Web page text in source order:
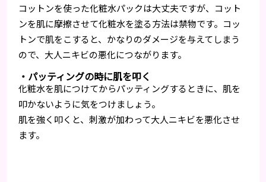
コットンを使った化粧水パックは大丈夫ですが、コット
ンを肌に摩擦させて化粧水を塗る方法は禁物です。コッ
トンで肌をこすると、かなりのダメージを与えてしまう
ので、大人ニキビの悪化につながります。
・パッティングの時に肌を叩く
化粧水を肌につけてからパッティングするときに、肌を
叩かないように気をつけましょう。
肌を強く叩くと、刺激が加わって大人ニキビを悪化させ
ます。